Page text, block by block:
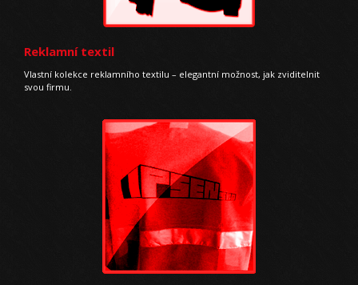
Reklamní textil
Vlastní kolekce reklamního textilu – elegantní možnost, jak zviditelnit
svou firmu.